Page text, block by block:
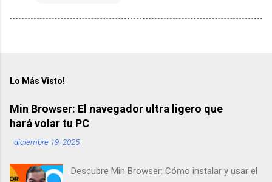
Lo Más Visto!
Min Browser: El navegador ultra ligero que
hará volar tu PC
-diciembre 19, 2025
Descubre Min Browser: Cómo instalar y usar el